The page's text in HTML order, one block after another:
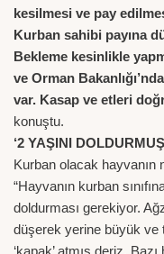
kesilmesi ve pay
Kurban sahibi payına
Bekleme kesinlikle
ve Orman
var. Kasap ve etleri
konuştu.
‘2 YAŞINI
Kurban olacak hayvanın
“Hayvanın kurban
doldurması gerekiyor.
düşerek yerine büyük ve
‘kapak’ atmış deriz.